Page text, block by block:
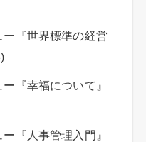
ー『世界標準の経営
『幸福について』
『人事管理入門』